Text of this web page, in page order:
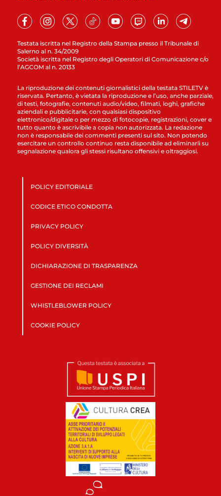
Testata iscritta nel Registro della Stampa presso il Tribunale di
Salerno al n. 34/2009
Società iscritta nel Registro degli Operatori di Comunicazione c/o
l’AGCOM al n. 20133
La riproduzione dei contenuti giornalistici della testata STILETV è
riservata. Pertanto, è vietata la riproduzione e l’uso, anche parziale,
di testi, fotografie, contenuti audio/video, filmati, loghi, grafiche
aziendali e pubblicitarie, con qualsiasi dispositivo
elettronico/digitale o per mezzo di fotocopie, registrazioni, cover e
tutto quanto è ascrivibile a copia non autorizzata. La redazione
non è responsabile dei commenti presenti sul sito. Non potendo
esercitare un controllo continuo resta disponibile ad eliminarli su
segnalazione qualora gli stessi risultano offensivi e oltraggiosi.
POLICY EDITORIALE
CODICE ETICO CONDOTTA
PRIVACY POLICY
POLICY DIVERSITÀ
DICHIARAZIONE DI TRASPARENZA
GESTIONE DEI RECLAMI
WHISTLEBLOWER POLICY
COOKIE POLICY